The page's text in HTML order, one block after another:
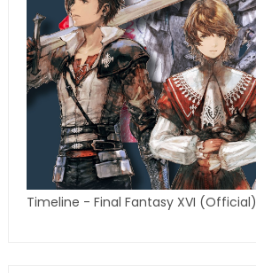
Timeline - Final Fantasy XVI (Official)